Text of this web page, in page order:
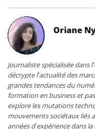
Oriane
Journaliste spécialisée dans
décrypte l’actualité des
grandes tendances du
formation en business et
explore les mutations
mouvements sociétaux liés
années d’expérience dans